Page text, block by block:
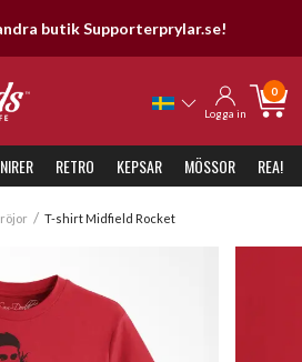
30 dagars öppet köp
Logga in
0
RETRO KEPSAR MÖSSOR REA!
T-shirt Midfield Rocket